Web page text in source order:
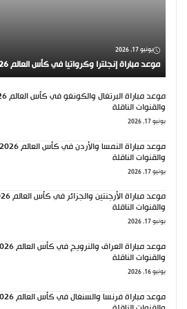
يونيو 17, 2026
موعد مباراة إنجلترا وكرواتيا في كأس العالم 2026 والقنوات الناقلة
موعد مباراة
والقنوات الناقلة
يونيو 17, 2026
موعد مباراة النمسا والأردن في كأس العالم 2026
والقنوات الناقلة
يونيو 17, 2026
موعد مباراة الأرجنتين
والقنوات الناقلة
يونيو 17, 2026
موعد مباراة العراق والنرويج في
والقنوات الناقلة
يونيو 16, 2026
موعد مباراة فرنسا والسنغال في